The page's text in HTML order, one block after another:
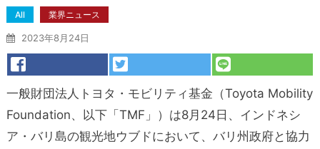
All 業界ニュース
2023年8月24日
一般財団法人トヨタ・モビリティ基金（Toyota Mobility
Foundation、以下「TMF」）は8月24日、インドネシ
ア・バリ島の観光地ウブドにおいて、バリ州政府と協力